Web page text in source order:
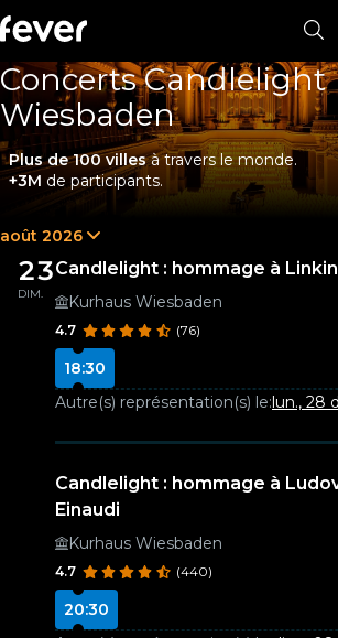
Concerts Candlelight
Wiesbaden
Plus de 100 villesà travers le monde.
+3M de participants.
août 2026
23
DIM.
Candlelight : hommage à
Kurhaus Wiesbaden
4.7 (76)
18:30
Autre(s) représentation(s) le:lun., 28
Candlelight : hommage à
Einaudi
Kurhaus Wiesbaden
4.7 (440)
20:30